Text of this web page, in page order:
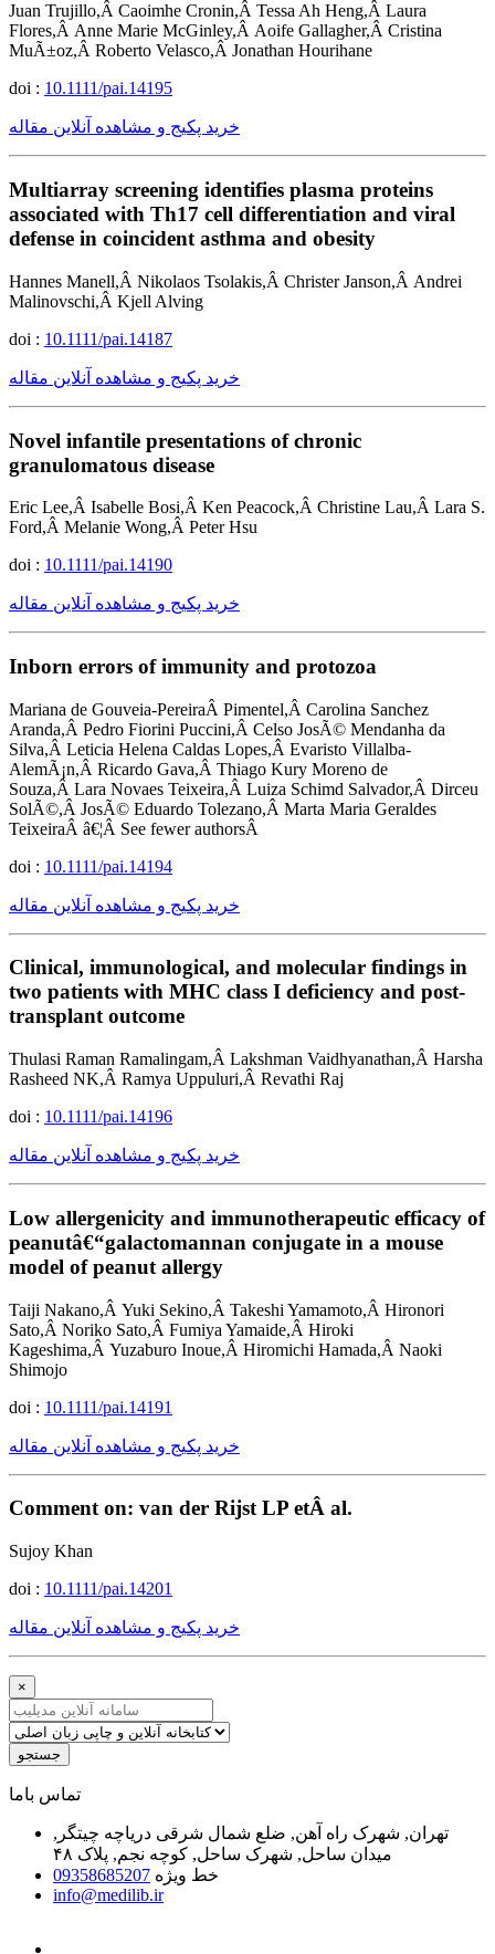
Juan Trujillo,Â Caoimhe Cronin,Â Tessa Ah Heng,Â Laura
Flores,Â Anne Marie McGinley,Â Aoife Gallagher,Â Cristina
MuÃ±oz,Â Roberto Velasco,Â Jonathan Hourihane
doi : 10.1111/pai.14195
خرید پکیج و مشاهده آنلاین مقاله
Multiarray screening identifies plasma proteins
associated with Th17 cell differentiation and viral
defense in coincident asthma and obesity
Hannes Manell,Â Nikolaos Tsolakis,Â Christer Janson,Â Andrei
Malinovschi,Â Kjell Alving
doi : 10.1111/pai.14187
خرید پکیج و مشاهده آنلاین مقاله
Novel infantile presentations of chronic
granulomatous disease
Eric Lee,Â Isabelle Bosi,Â Ken Peacock,Â Christine Lau,Â Lara S.
Ford,Â Melanie Wong,Â Peter Hsu
doi : 10.1111/pai.14190
خرید پکیج و مشاهده آنلاین مقاله
Inborn errors of immunity and protozoa
Mariana de Gouveia-PereiraÂ Pimentel,Â Carolina Sanchez
Aranda,Â Pedro Fiorini Puccini,Â Celso JosÃ© Mendanha da
Silva,Â Leticia Helena Caldas Lopes,Â Evaristo Villalba-
AlemÃ¡n,Â Ricardo Gava,Â Thiago Kury Moreno de
Souza,Â Lara Novaes Teixeira,Â Luiza Schimd Salvador,Â Dirceu
SolÃ©,Â JosÃ© Eduardo Tolezano,Â Marta Maria Geraldes
TeixeiraÂ â€¦Â See fewer authorsÂ
doi : 10.1111/pai.14194
خرید پکیج و مشاهده آنلاین مقاله
Clinical, immunological, and molecular findings in
two patients with MHC class I deficiency and post-
transplant outcome
Thulasi Raman Ramalingam,Â Lakshman Vaidhyanathan,Â Harsha
Rasheed NK,Â Ramya Uppuluri,Â Revathi Raj
doi : 10.1111/pai.14196
خرید پکیج و مشاهده آنلاین مقاله
Low allergenicity and immunotherapeutic efficacy of
peanutâ€“galactomannan conjugate in a mouse
model of peanut allergy
Taiji Nakano,Â Yuki Sekino,Â Takeshi Yamamoto,Â Hironori
Sato,Â Noriko Sato,Â Fumiya Yamaide,Â Hiroki
Kageshima,Â Yuzaburo Inoue,Â Hiromichi Hamada,Â Naoki
Shimojo
doi : 10.1111/pai.14191
خرید پکیج و مشاهده آنلاین مقاله
Comment on: van der Rijst LP etÂ al.
Sujoy Khan
doi : 10.1111/pai.14201
خرید پکیج و مشاهده آنلاین مقاله
×
جستجو
ﺗﻤﺎﺱ ﺑﺎﻣﺎ
تهران, شهرک راه آهن, ضلع شمال شرقی دریاچه چیتگر,
میدان ساحل, شهرک ساحل, کوچه نجم, پلاک ۴۸
خط ویژه 09358685207
info@medilib.ir